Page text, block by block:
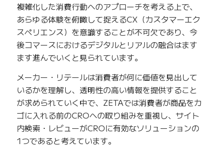
複雑化した消費行動へのアプローチを考える上で、
あらゆる体験を俯瞰して捉えるCX（カスタマーエク
スペリエンス）を意識することが不可欠であり、今
後コマースにおけるデジタルとリアルの融合はます
ます進んでいくと見られています。
メーカー・リテールは消費者が何に価値を見出して
いるかを理解し、透明性の高い情報を提供すること
が求められていく中で、ZETAでは消費者が商品をカ
ゴに入れる前のCROへの取り組みを重視し、サイト
内検索・レビューがCROに有効なソリューションの
1つであると考えています。